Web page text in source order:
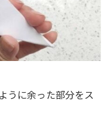
うに余った部分をス